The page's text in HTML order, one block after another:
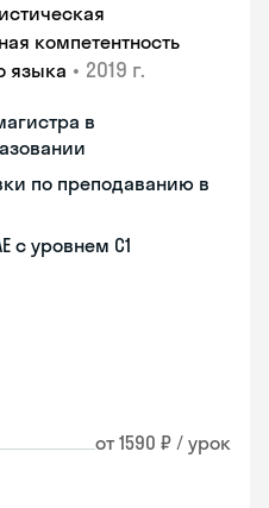
компетентность
языка • 2019 г.
в
по преподаванию в
с уровнем С1
от 1590 ₽ / урок